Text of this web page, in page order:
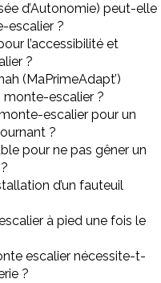
d’Autonomie) peut-elle
escalier ?
l’accessibilité et
?
(MaPrimeAdapt’)
monte-escalier ?
escalier pour un
?
pour ne pas gêner un
d’un fauteuil
à pied une fois le
escalier nécessite-t-
?